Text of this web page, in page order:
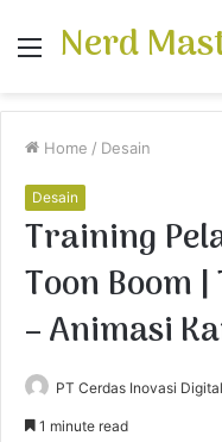
Menu
Nerd
Home / Desain
Desain
Training
Toon Boom
– Animasi
PT Cerdas Inovasi Digital
1 minute read